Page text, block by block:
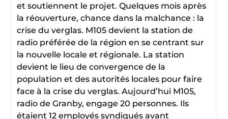
et soutiennent le projet. Quelques mois après
la réouverture, chance dans la malchance : la
crise du verglas. M105 devient la station de
radio préférée de la région en se centrant sur
la nouvelle locale et régionale. La station
devient le lieu de convergence de la
population et des autorités locales pour faire
face à la crise du verglas. Aujourd’hui M105,
radio de Granby, engage 20 personnes. Ils
étaient 12 employés syndiqués avant